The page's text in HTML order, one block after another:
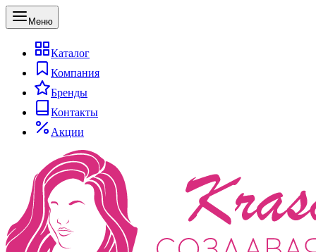
Меню
Каталог
Компания
Бренды
Контакты
Акции